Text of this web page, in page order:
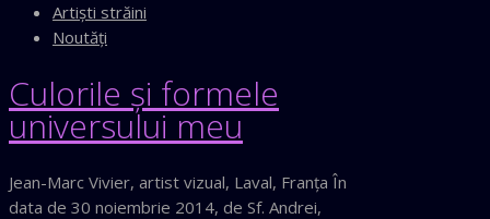
Artişti străini
Noutăţi
Culorile şi formele
universului meu
Jean-Marc Vivier, artist vizual, Laval, Franţa În
data de 30 noiembrie 2014, de Sf. Andrei,